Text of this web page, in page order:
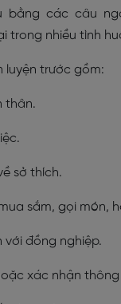
bằng các câu
trong nhiều tình
luyện trước gồm:
thân.
sở thích.
sắm, gọi món,
với đồng nghiệp.
xác nhận thông